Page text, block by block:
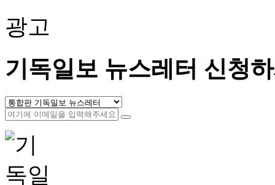
광고
기독일보 뉴스레터 신청